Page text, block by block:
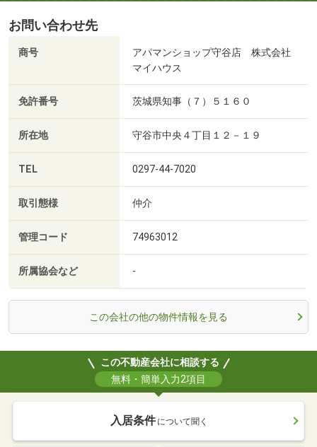
お問い合わせ先
商号
アパマンショップ守谷店 株式会社
マイハウス
免許番号 茨城県知事（７）５１６０
所在地 守谷市中央４丁目１２－１９
TEL 0297-44-7020
取引態様 仲介
管理コード 74963012
所属協会など -
この会社の他の物件情報を見る
この不動産会社に相談する
無料・簡単入力2項目
入居条件 について聞く